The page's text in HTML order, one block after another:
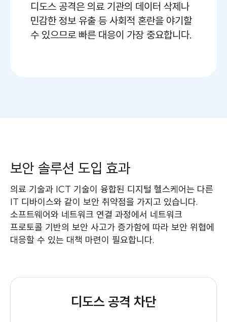
디도스 공격은 의료 기관의 데이터 삭제나
민감한 정보 유출 등 사회적 혼란을 야기할
수 있으므로 빠른 대응이 가장 중요합니다.
보안 솔루션 도입 효과
의료 기술과 ICT 기술이 융합된 디지털 헬스케어는 다른
IT 디바이스와 같이 보안 취약점을 가지고 있습니다.
소프트웨어와 네트워크 연결 과정에서 네트워크
프로토콜 기반의 보안 사고가 증가함에 따라 보안 위협에
대응할 수 있는 대책 마련이 필요합니다.
디도스 공격 차단